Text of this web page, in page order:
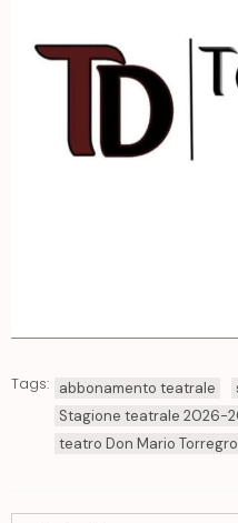
Tags: abbonamento teatrale
Stagione teatrale 2026-
teatro Don Mario